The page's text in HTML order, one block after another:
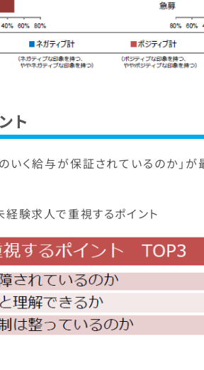
ト
く給与が保証されているのか」が
経験求人で重視するポイント